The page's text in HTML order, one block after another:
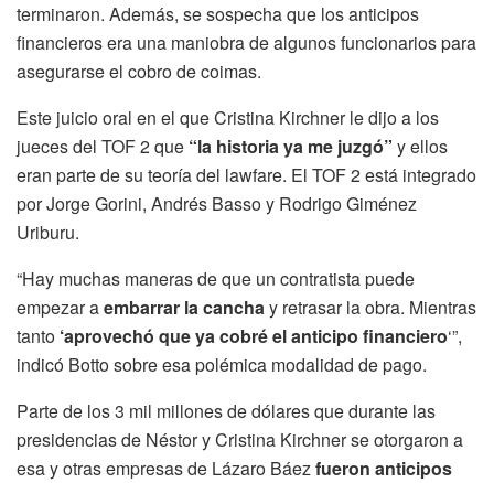
terminaron. Además, se sospecha que los anticipos
financieros era una maniobra de algunos funcionarios para
asegurarse el cobro de coimas.
Este juicio oral en el que Cristina Kirchner le dijo a los
jueces del TOF 2 que “la historia ya me juzgó” y ellos
eran parte de su teoría del lawfare. El TOF 2 está integrado
por Jorge Gorini, Andrés Basso y Rodrigo Giménez
Uriburu.
“Hay muchas maneras de que un contratista puede
empezar aembarrar la canchay retrasar la obra. Mientras
tanto ‘aprovechó que ya cobré el anticipo financiero‘”,
indicó Botto sobre esa polémica modalidad de pago.
Parte de los 3 mil millones de dólares que durante las
presidencias de Néstor y Cristina Kirchner se otorgaron a
esa y otras empresas de Lázaro Báezfueron anticipos